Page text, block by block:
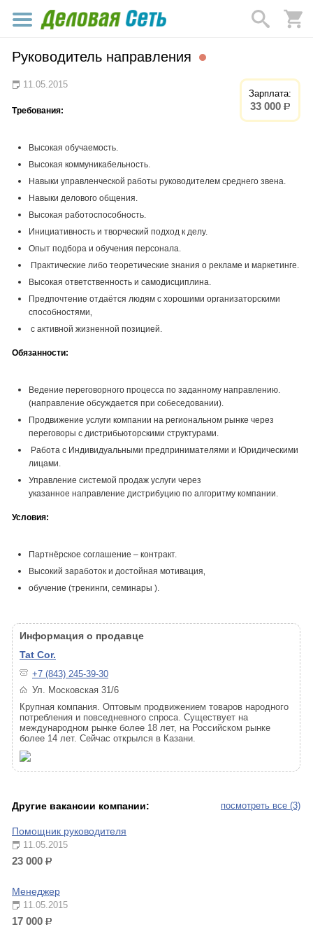
Руководитель направления
Зарплата:
33 000 р.
11.05.2015
Требования:
Высокая обучаемость.
Высокая коммуникабельность.
Навыки управленческой работы руководителем среднего звена.
Навыки делового общения.
Высокая работоспособность.
Инициативность и творческий подход к делу.
Опыт подбора и обучения персонала.
Практические либо теоретические знания о рекламе и маркетинге.
Высокая ответственность и самодисциплина.
Предпочтение отдаётся людям с хорошими организаторскими
способностями‚
с активной жизненной позицией.
Обязанности:
Ведение переговорного процесса по заданному направлению.
(направление обсуждается при собеседовании).
Продвижение услуги компании на региональном рынке через
переговоры с дистрибьюторскими структурами.
Работа с Индивидуальными предпринимателями и Юридическими
лицами.
Управление системой продаж услуги через
указанное направление дистрибуцию по алгоритму компании.
Условия:
Партнёрское соглашение – контракт.
Высокий заработок и достойная мотивация‚
обучение (тренинги‚ семинары ).
Информация о продавце
Tat Cor.
+7 (843) 245-39-30
Ул. Московская 31/6
Крупная компания. Оптовым продвижением товаров народного
потребления и повседневного спроса. Существует на
международном рынке более 18 лет, на Российском рынке
более 14 лет. Сейчас открылся в Казани.
посмотреть все (3)
Другие вакансии компании:
Помощник руководителя
11.05.2015
23 000 р.
Менеджер
11.05.2015
17 000 р.